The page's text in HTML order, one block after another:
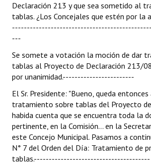
Declaración 213 y que sea sometido al
tablas. ¿Los Concejales que estén por la
---
Se somete a votación la moción de dar
tablas al Proyecto de Declaración 213/
por unanimidad.------------------------
El Sr. Presidente: "Bueno, queda
tratamiento sobre tablas del Proyecto
habida cuenta que se encuentra toda la
pertinente, en la Comisión... en la
este Concejo Municipal. Pasamos a
N° 7 del Orden del Día: Tratamiento de
tablas.---------------------------------------